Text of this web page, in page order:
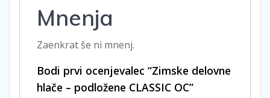
Mnenja
Zaenkrat še ni mnenj.
Bodi prvi ocenjevalec “Zimske delovne
hlače – podložene CLASSIC OC”